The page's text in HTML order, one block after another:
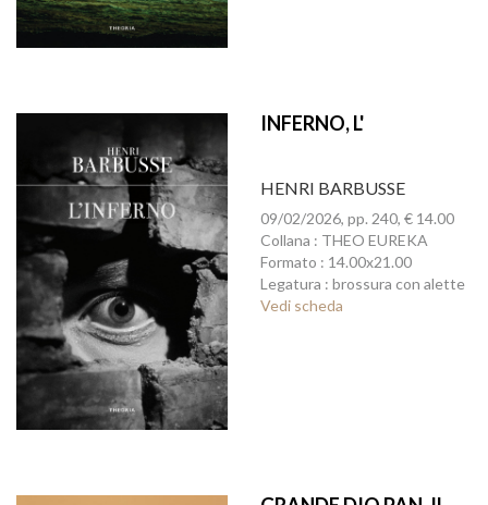
INFERNO, L'
HENRI BARBUSSE
09/02/2026, pp. 240, € 14.00
Collana : THEO EUREKA
Formato : 14.00x21.00
Legatura : brossura con alette
Vedi scheda